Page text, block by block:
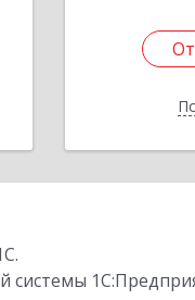
системы